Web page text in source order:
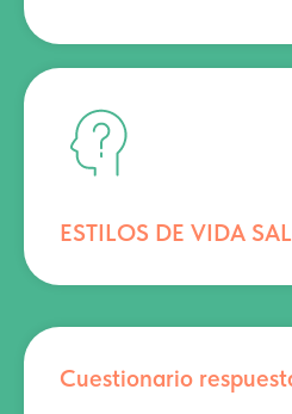
ESTILOS DE VIDA
Cuestionario